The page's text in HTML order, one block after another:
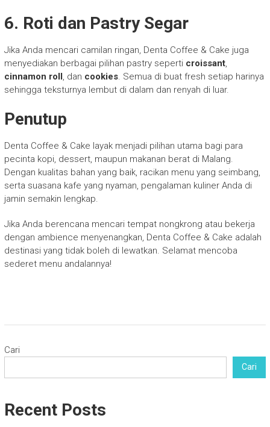
6. Roti dan Pastry Segar
Jika Anda mencari camilan ringan, Denta Coffee & Cake juga
menyediakan berbagai pilihan pastry seperti croissant,
cinnamon roll, dan cookies. Semua di buat fresh setiap harinya
sehingga teksturnya lembut di dalam dan renyah di luar.
Penutup
Denta Coffee & Cake layak menjadi pilihan utama bagi para
pecinta kopi, dessert, maupun makanan berat di Malang.
Dengan kualitas bahan yang baik, racikan menu yang seimbang,
serta suasana kafe yang nyaman, pengalaman kuliner Anda di
jamin semakin lengkap.
Jika Anda berencana mencari tempat nongkrong atau bekerja
dengan ambience menyenangkan, Denta Coffee & Cake adalah
destinasi yang tidak boleh di lewatkan. Selamat mencoba
sederet menu andalannya!
Cari
Cari
Recent Posts